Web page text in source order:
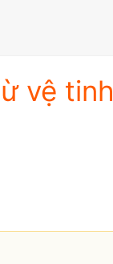
vệ tinh